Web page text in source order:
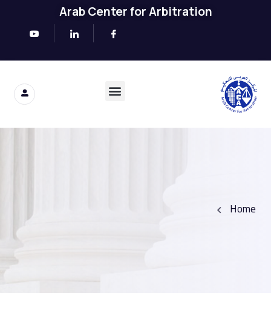
Arab Center for Arbitration
Home